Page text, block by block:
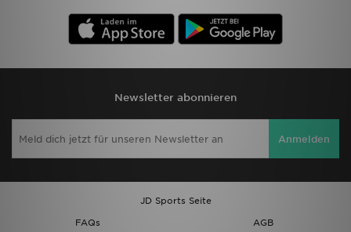
Newsletter abonnieren
Anmelden
JD Sports Seite
FAQs
AGB